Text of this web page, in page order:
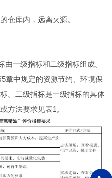
仓库内，远离火源。
由一级指标和二级指标组成。
章中规定的资源节约、环境保
。二级指标是一级指标的具体
方法要求见表1。